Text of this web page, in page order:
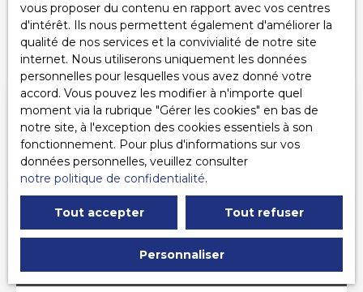
Pertinence
Trier par Créer une alerte
Nouveauté
vous proposer du contenu en rapport avec vos centres
d'intérêt. Ils nous permettent également d'améliorer la
qualité de nos services et la convivialité de notre site
internet. Nous utiliserons uniquement les données
personnelles pour lesquelles vous avez donné votre
accord. Vous pouvez les modifier à n'importe quel
moment via la rubrique ″Gérer les cookies″ en bas de
notre site, à l'exception des cookies essentiels à son
fonctionnement. Pour plus d'informations sur vos
données personnelles, veuillez consulter
notre politique de confidentialité.
Tout accepter Tout refuser
Personnaliser